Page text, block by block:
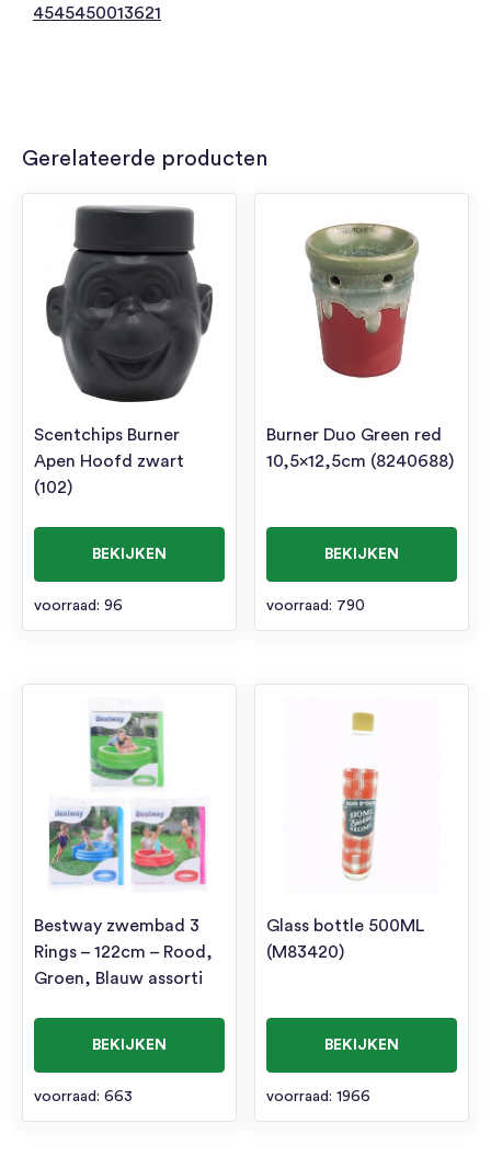
4545450013621
Gerelateerde producten
Scentchips Burner
Apen Hoofd zwart
(102)
BEKIJKEN
voorraad: 96
Burner Duo Green red
10,5×12,5cm (8240688)
BEKIJKEN
voorraad: 790
Bestway zwembad 3
Rings – 122cm – Rood,
Groen, Blauw assorti
BEKIJKEN
voorraad: 663
Glass bottle 500ML
(M83420)
BEKIJKEN
voorraad: 1966